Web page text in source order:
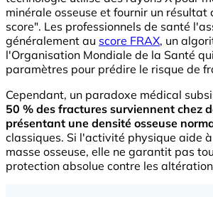
minérale osseuse et fournir un résultat
score". Les professionnels de santé
généralement au score FRAX, un
l'Organisation Mondiale de la Santé
paramètres pour prédire le risque de
Cependant, un paradoxe médical
50 % des fractures surviennent chez
présentant une densité osseuse
classiques. Si l'activité physique aide
masse osseuse, elle ne garantit pas
protection absolue contre les